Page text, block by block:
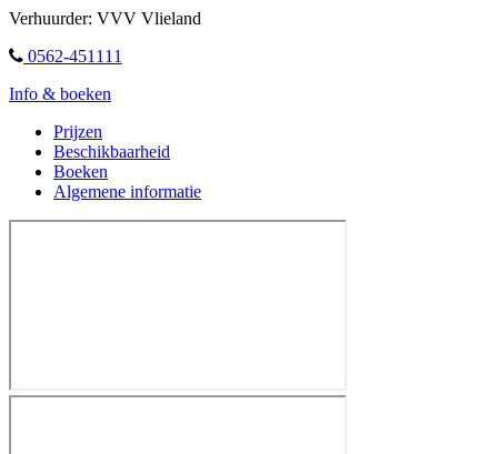
Verhuurder: VVV Vlieland
0562-451111
Info & boeken
Prijzen
Beschikbaarheid
Boeken
Algemene informatie